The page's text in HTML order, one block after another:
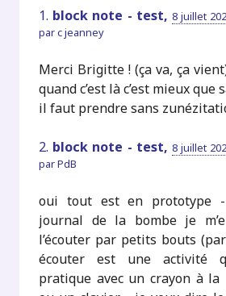
1. block note - test, 8 juillet
parc jeanney
Merci Brigitte ! (ça va, ça
quand c’est là c’est mieux que
il faut prendre sans
2. block note - test, 8 juillet
parPdB
oui tout est en prototype
journal de la bombe je
l’écouter par petits bouts
écouter est une activité
pratique avec un crayon à la